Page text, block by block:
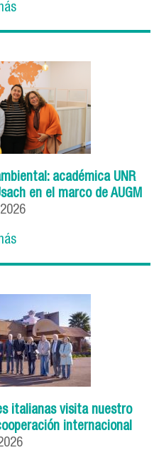
académica UNR
en el marco de AUGM
2026
italianas visita nuestro
internacional